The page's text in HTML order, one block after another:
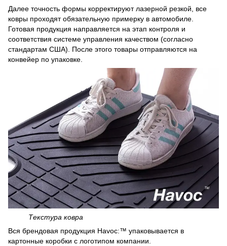
Далее точность формы корректируют лазерной резкой, все
ковры проходят обязательную примерку в автомобиле.
Готовая продукция направляется на этап контроля и
соответствия системе управления качеством (согласно
стандартам США). После этого товары отправляются на
конвейер по упаковке.
Текстура ковра
Вся брендовая продукция Havoc:™ упаковывается в
картонные коробки с логотипом компании.